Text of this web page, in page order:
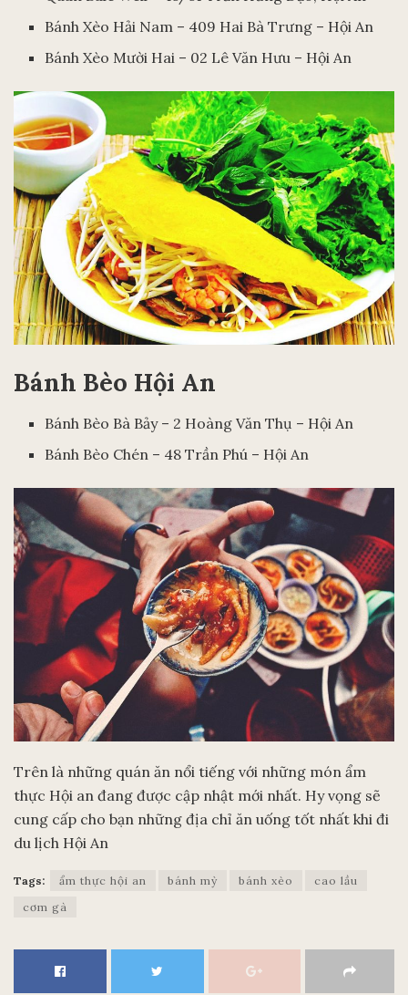
Bánh Xèo Hải Nam – 409 Hai Bà Trưng – Hội An
Bánh Xèo Mười Hai – 02 Lê Văn Hưu – Hội An
Bánh Bèo Hội An
Bánh Bèo Bà Bảy – 2 Hoàng Văn Thụ – Hội An
Bánh Bèo Chén – 48 Trần Phú – Hội An
Trên là những quán ăn nổi tiếng với những món ẩm
thực Hội an đang được cập nhật mới nhất. Hy vọng sẽ
cung cấp cho bạn những địa chỉ ăn uống tốt nhất khi đi
du lịch Hội An
Tags: ẩm thực hội an bánh mỳ bánh xèo
cao lầu
cơm gà